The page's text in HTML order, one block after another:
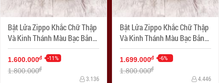
Bật Lửa Zippo Khắc Chữ Thập
Và Kinh Thánh Màu Bạc Bản
Ốp Nổi
1.600.000đ -11%
1.800.000đ
3.136
Bật Lửa Zippo Khắc Chữ Thập
Và Kinh Thánh Màu Bạc Bản
Ốp Nổi Aromr
1.699.000đ -6%
1.800.000đ
4.446